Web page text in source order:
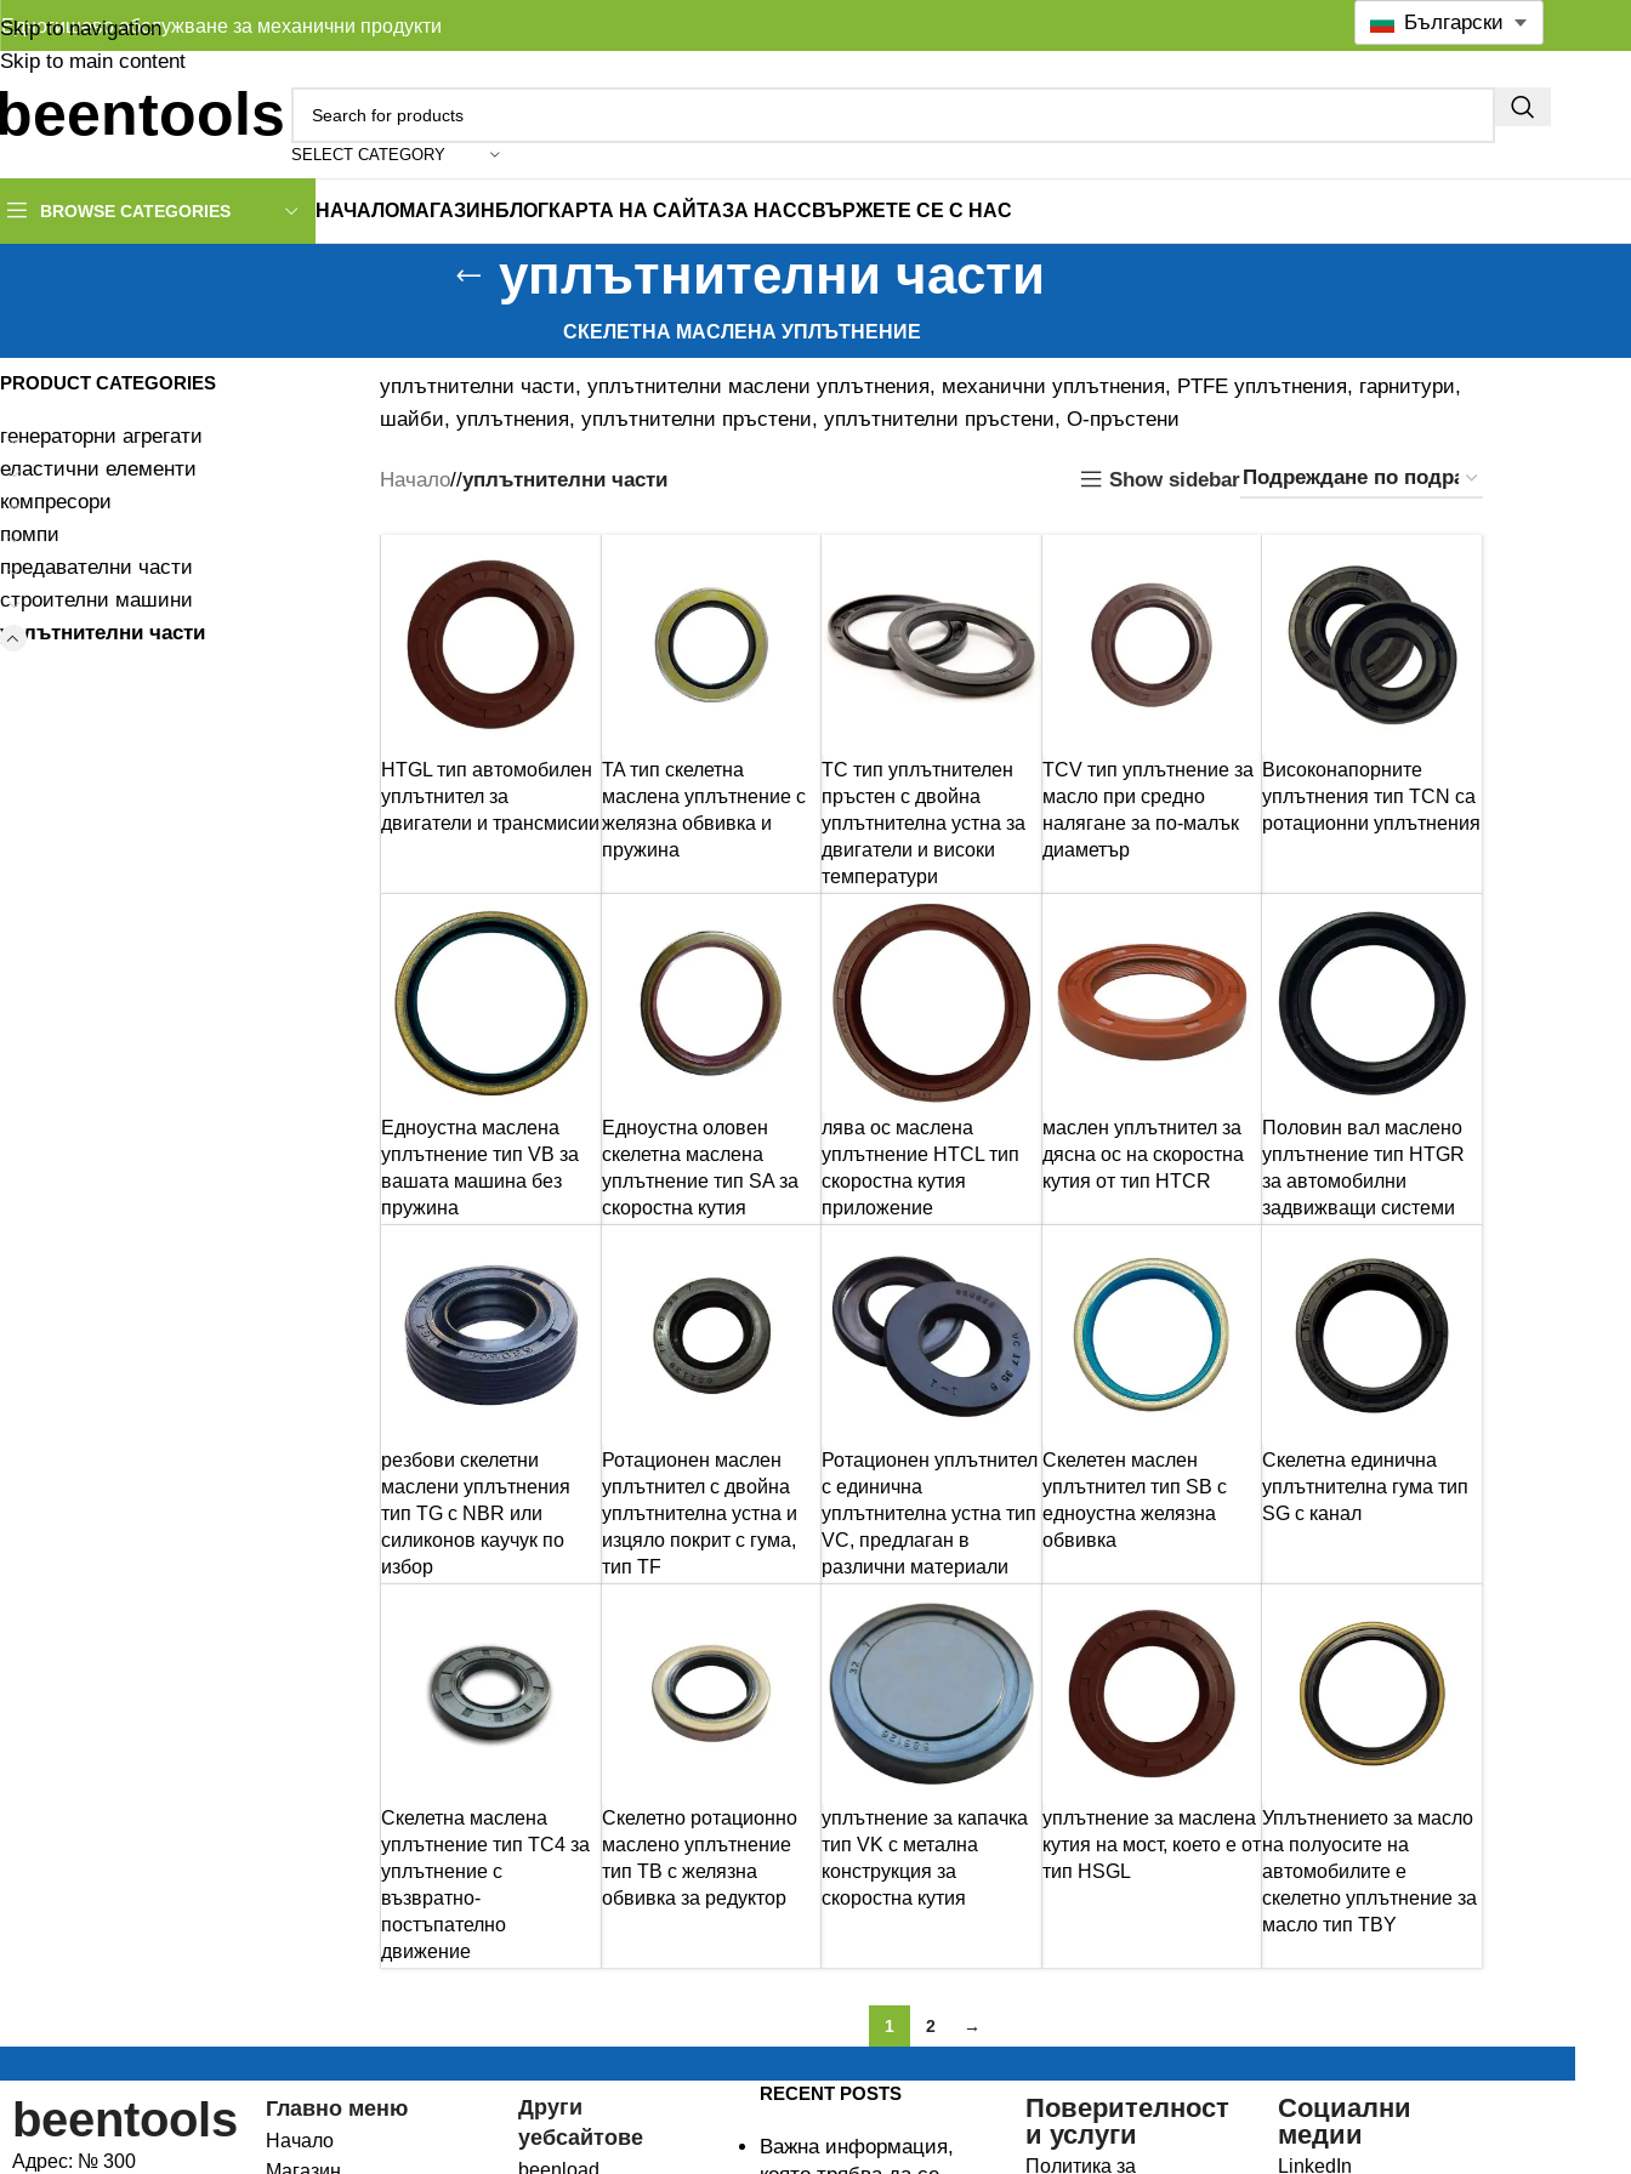
Skip to navigation
Skip to main content
Едногишево обслужване за механични продукти
SELECT CATEGORY
BROWSE CATEGORIES НАЧАЛОМАГАЗИН БЛОГКАРТА НА САЙТАЗА НАССВЪРЖЕТЕ СЕ С НАС
Български
уплътнителни части
СКЕЛЕТНА МАСЛЕНА УПЛЪТНЕНИЕ
PRODUCT CATEGORIES
генераторни агрегати
еластични елементи
компресори
помпи
предавателни части
строителни машини
уплътнителни части
уплътнителни части, уплътнителни маслени уплътнения, механични уплътнения, PTFE уплътнения, гарнитури,
шайби, уплътнения, уплътнителни пръстени, уплътнителни пръстени, О-пръстени
Начало/ уплътнителни части Show sidebar
HTGL тип автомобилен
уплътнител за
двигатели и трансмисии
TA тип скелетна
маслена уплътнение с
желязна обвивка и
пружина
TC тип уплътнителен
пръстен с двойна
уплътнителна устна за
двигатели и високи
температури
TCV тип уплътнение за
масло при средно
налягане за по-малък
диаметър
Високонапорните
уплътнения тип TCN са
ротационни уплътнения
Едноустна маслена
уплътнение тип VB за
вашата машина без
пружина
Едноустна оловен
скелетна маслена
уплътнение тип SA за
скоростна кутия
лява ос маслена
уплътнение HTCL тип
скоростна кутия
приложение
маслен уплътнител за
дясна ос на скоростна
кутия от тип HTCR
Половин вал маслено
уплътнение тип HTGR
за автомобилни
задвижващи системи
резбови скелетни
маслени уплътнения
тип TG с NBR или
силиконов каучук по
избор
Ротационен маслен
уплътнител с двойна
уплътнителна устна и
изцяло покрит с гума,
тип TF
Ротационен уплътнител
с единична
уплътнителна устна тип
VC, предлаган в
различни материали
Скелетен маслен
уплътнител тип SB с
едноустна желязна
обвивка
Скелетна единична
уплътнителна гума тип
SG с канал
Скелетна маслена
уплътнение тип TC4 за
уплътнение с
възвратно-
постъпателно
движение
Скелетно ротационно
маслено уплътнение
тип TB с желязна
обвивка за редуктор
уплътнение за капачка
тип VK с метална
конструкция за
скоростна кутия
уплътнение за маслена
кутия на мост, което е от
тип HSGL
Уплътнението за масло
на полуосите на
автомобилите е
скелетно уплътнение за
масло тип TBY
1 2 →
beentools
Адрес: № 300
Главно меню
Начало
Други
уебсайтове
RECENT POSTS
Важна информация,
Поверителност
и услуги
Политика за
Социални
медии
LinkedIn